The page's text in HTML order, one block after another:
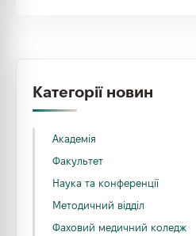
Категорії новин
Академія
Факультет
Наука та конференції
Методичний відділ
Фаховий медичний коледж